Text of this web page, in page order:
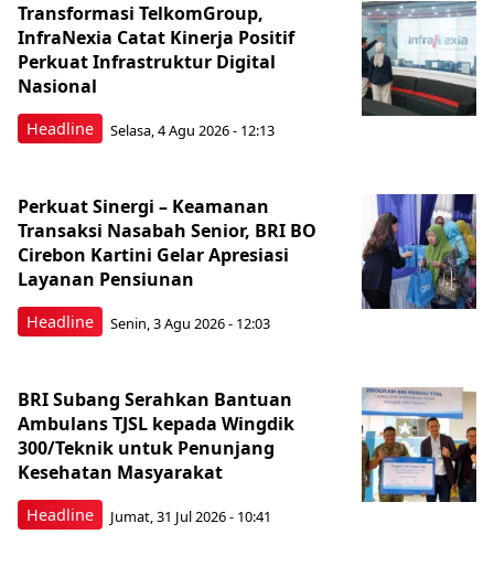
Headline
Transformasi TelkomGroup,
InfraNexia Catat Kinerja Positif
Perkuat Infrastruktur Digital
Nasional
Selasa, 4 Agu 2026 - 12:13
Headline
Perkuat Sinergi – Keamanan
Transaksi Nasabah Senior, BRI BO
Cirebon Kartini Gelar Apresiasi
Layanan Pensiunan
Senin, 3 Agu 2026 - 12:03
Headline
BRI Subang Serahkan Bantuan
Ambulans TJSL kepada Wingdik
300/Teknik untuk Penunjang
Kesehatan Masyarakat ​
Jumat, 31 Jul 2026 - 10:41